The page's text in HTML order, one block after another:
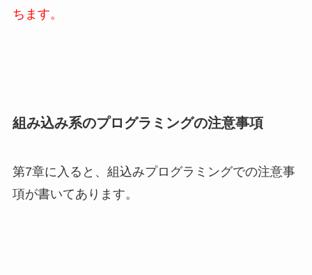
ちます。
組み込み系のプログラミングの注意事項
第7章に入ると、組込みプログラミングでの注意事
項が書いてあります。